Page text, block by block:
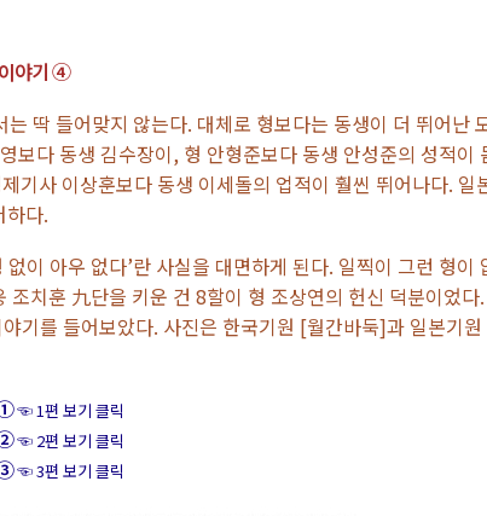
야기 ④
딱 들어맞지 않는다. 대체로 형보다는 동생이 더 뛰어난
보다 동생 김수장이, 형 안형준보다 동생 안성준의 성적이
기사 이상훈보다 동생 이세돌의 업적이 훨씬 뛰어나다. 일
하다.
이 아우 없다’란 사실을 대면하게 된다. 일찍이 그런 형이
치훈 九단을 키운 건 8할이 형 조상연의 헌신 덕분이었다.
기를 들어보았다. 사진은 한국기원 [월간바둑]과 일본기
☜ 1편 보기 클릭
☜ 2편 보기 클릭
☜ 3편 보기 클릭